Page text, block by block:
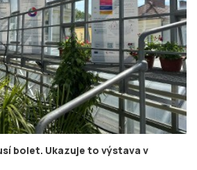
bolet. Ukazuje to výstava v